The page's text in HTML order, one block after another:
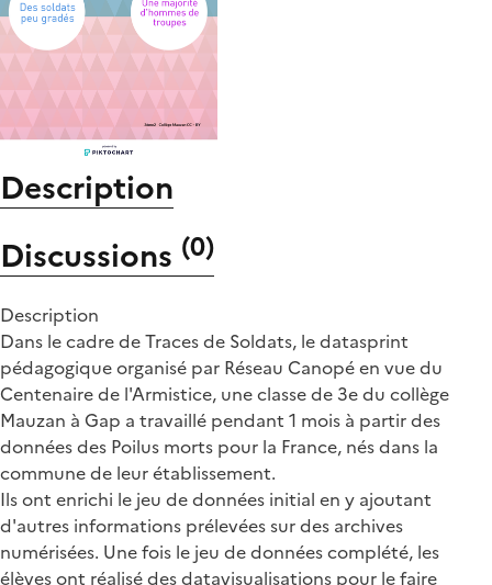
Description
Discussions (0)
Description
Dans le cadre de Traces de Soldats, le datasprint
pédagogique organisé par Réseau Canopé en vue du
Centenaire de l'Armistice, une classe de 3e du collège
Mauzan à Gap a travaillé pendant 1 mois à partir des
données des Poilus morts pour la France, nés dans la
commune de leur établissement.
Ils ont enrichi le jeu de données initial en y ajoutant
d'autres informations prélevées sur des archives
numérisées. Une fois le jeu de données complété, les
élèves ont réalisé des datavisualisations pour le faire